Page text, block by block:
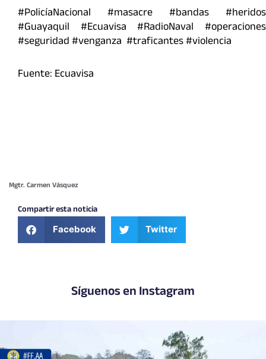
#PolicíaNacional #masacre #bandas #heridos
#Guayaquil #Ecuavisa #RadioNaval #operaciones
#seguridad #venganza #traficantes #violencia
Fuente: Ecuavisa
Mgtr. Carmen Vásquez
Compartir esta noticia
Facebook Twitter
Síguenos en Instagram